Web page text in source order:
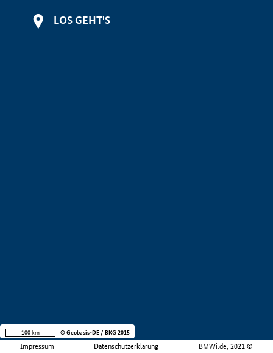
LOS GEHT'S
Impressum Datenschutzerklärung BMWi.de, 2021 ©
100 km © Geobasis-DE / BKG 2015